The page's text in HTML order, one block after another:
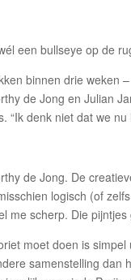
binnen drie weken
de Jong en Julian
“Ik denk niet dat we
de Jong. De
logisch (of
me scherp. Die
moet doen is
samenstelling dan